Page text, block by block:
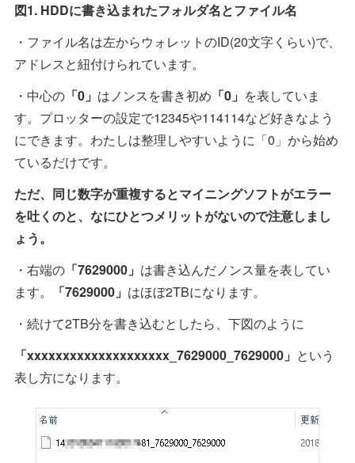
図1. HDDに書き込まれたフォルダ名とファイル名
・ファイル名は左からウォレットのID(20文字くらい)で、
アドレスと紐付けられています。
・中心の 「0」 はノンスを書き初め 「0」 を表していま
す。プロッターの設定で12345や114114など好きなよう
にできます。わたしは整理しやすいように「0」から始め
ているだけです。
ただ、同じ数字が重複するとマイニングソフトがエラー
を吐くのと、なにひとつメリットがないので注意しまし
ょう。
・右端の 「7629000」 は書き込んだノンス量を表してい
ます。
「7629000」 はほぼ2TBになります。
・続けて2TB分を書き込むとしたら、下図のように
「xxxxxxxxxxxxxxxxxxxx_7629000_7629000」 という
表し方になります。